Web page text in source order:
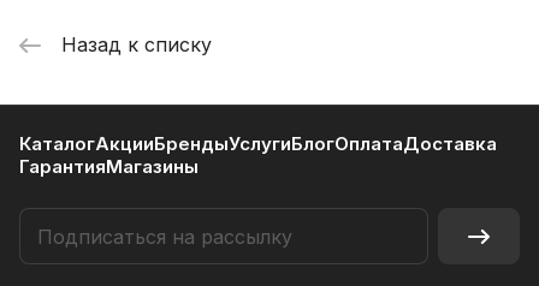
Назад к списку
КаталогАкцииБрендыУслугиБлогОплатаДоставка
ГарантияМагазины